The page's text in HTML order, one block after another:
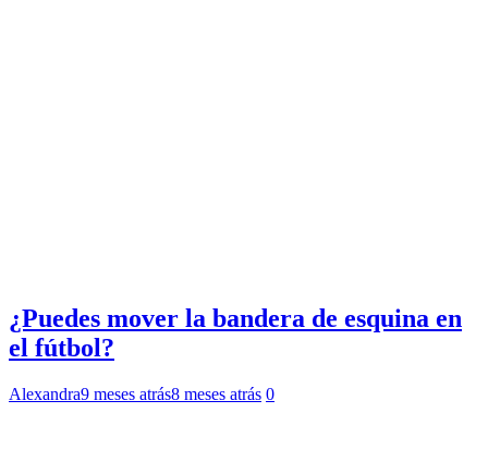
¿Puedes mover la bandera de esquina en
el fútbol?
Alexandra9 meses atrás8 meses atrás 0